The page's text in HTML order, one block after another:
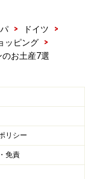
> ドイツ
>
ッピング
>
お土産7選
リシー
免責